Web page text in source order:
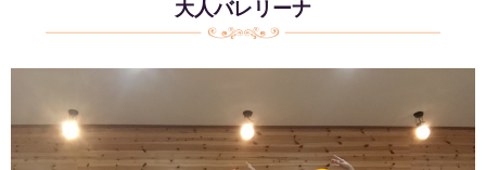
大人バレリーナ